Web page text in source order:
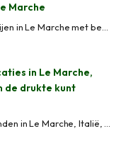
a
m
Marche
in Le Marche,
de drukte kunt